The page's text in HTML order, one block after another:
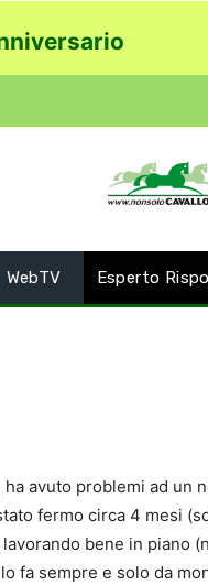
WebTV Esperto
avuto problemi ad un
fermo circa 4 mesi
bene in piano
fa sempre e solo da